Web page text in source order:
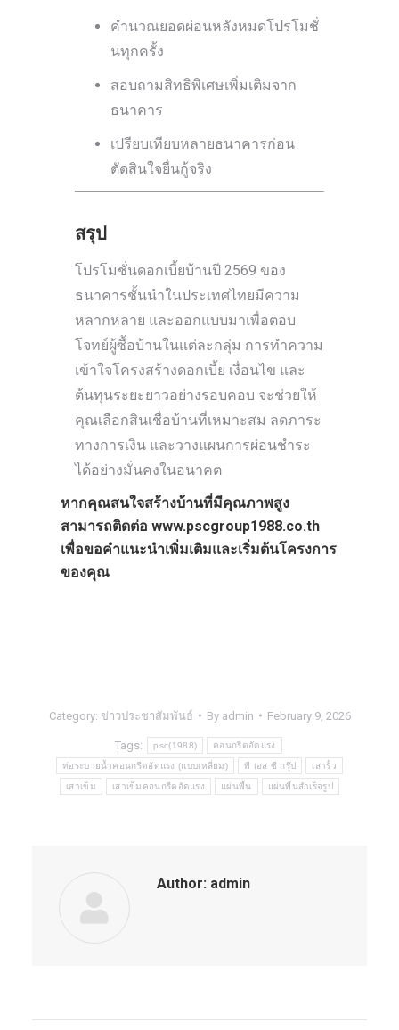
คำนวณยอดผ่อนหลังหมดโปรโมชั่
นทุกครั้ง
สอบถามสิทธิพิเศษเพิ่มเติมจาก
ธนาคาร
เปรียบเทียบหลายธนาคารก่อน
ตัดสินใจยื่นกู้จริง
สรุป
โปรโมชั่นดอกเบี้ยบ้านปี 2569 ของ
ธนาคารชั้นนำในประเทศไทยมีความ
หลากหลาย และออกแบบมาเพื่อตอบ
โจทย์ผู้ซื้อบ้านในแต่ละกลุ่ม การทำความ
เข้าใจโครงสร้างดอกเบี้ย เงื่อนไข และ
ต้นทุนระยะยาวอย่างรอบคอบ จะช่วยให้
คุณเลือกสินเชื่อบ้านที่เหมาะสม ลดภาระ
ทางการเงิน และวางแผนการผ่อนชำระ
ได้อย่างมั่นคงในอนาคต
หากคุณสนใจสร้างบ้านที่มีคุณภาพสูง
สามารถติดต่อ www.pscgroup1988.co.th
เพื่อขอคำแนะนำเพิ่มเติมและเริ่มต้นโครงการ
ของคุณ
Category: ข่าวประชาสัมพันธ์ By admin February 9, 2026
Tags: psc(1988) คอนกรีตอัดแรง
ท่อระบายน้ำคอนกรีตอัดแรง (แบบเหลี่ยม) พี เอส ซี กรุ๊ป เสารั้ว
เสาเข็ม เสาเข็มคอนกรีตอัดแรง แผ่นพื้น แผ่นพื้นสำเร็จรูป
Author: admin